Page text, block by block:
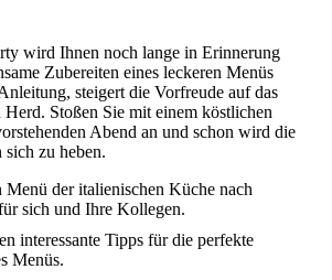
wird Ihnen noch lange in Erinnerung
Zubereiten eines leckeren Menüs
steigert die Vorfreude auf das
Herd. Stoßen Sie mit einem köstlichen
Abend an und schon wird die
zu heben.
Menü der italienischen Küche nach
sich und Ihre Kollegen.
interessante Tipps für die perfekte
Menüs.